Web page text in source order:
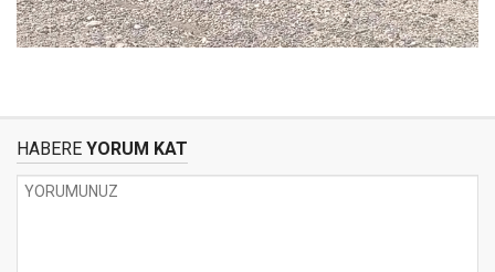
HABERE YORUM KAT